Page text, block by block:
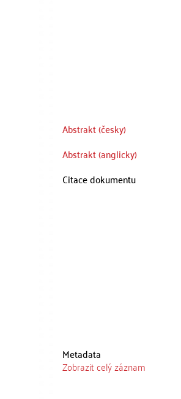
Abstrakt (česky)
Abstrakt (anglicky)
Citace dokumentu
Metadata
Zobrazit celý záznam